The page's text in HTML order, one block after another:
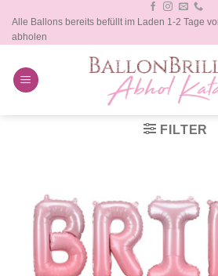
Inhalt
springen
Alle Ballons bereits befüllt im Laden 1-2 Tage
abholen
FILTER